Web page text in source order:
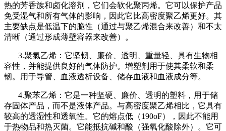
热的芳香族和卤化溶剂，它们会软化聚丙烯。它可以保护产品
免受湿气和所有气体的影响，因此它比高密度聚乙烯更好。其
主要缺点是低温下的脆性（通过与聚乙烯混合来改善）和不太
清晰（通过形成薄壁容器来改善）。
3.聚氯乙烯：它坚韧、廉价、透明、重量轻、具有生物相
容性，并能提供良好的气体防护。增塑剂用于使其柔软和柔
韧。用于导管、血液透析设备、储存血液和血液成分等。
4.聚苯乙烯：它是一种坚硬、廉价、透明的塑料，用于储
存固体产品，而不是液体产品。与高密度聚乙烯相比，它具有
较高的透湿性和透氧性。它的熔点低（190oF），因此不能用
于热物品和热灭菌。它能抵抗碱和酸（强氧化酸除外）。它可